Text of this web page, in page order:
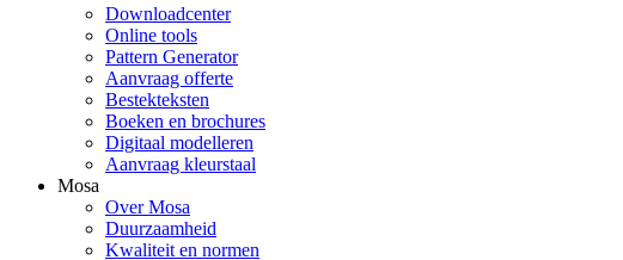
Downloadcenter
Online tools
Pattern Generator
Aanvraag offerte
Bestekteksten
Boeken en brochures
Digitaal modelleren
Aanvraag kleurstaal
Mosa
Over Mosa
Duurzaamheid
Kwaliteit en normen